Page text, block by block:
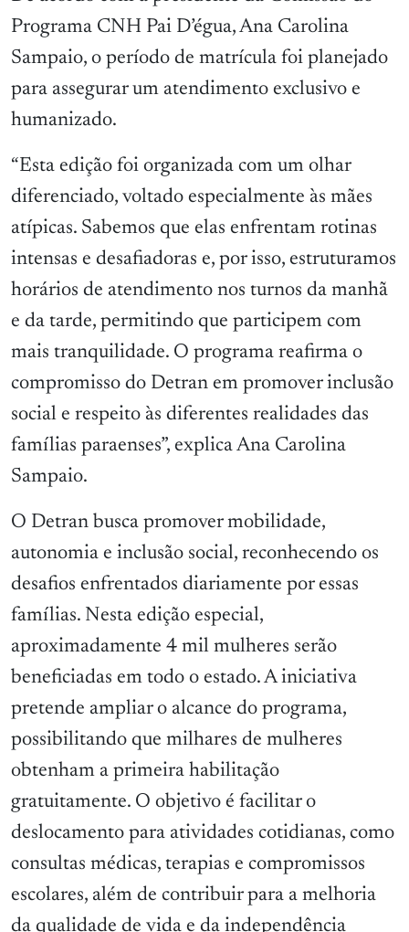
Programa CNH Pai D’égua, Ana Carolina
Sampaio, o período de matrícula foi planejado
para assegurar um atendimento exclusivo e
humanizado.
“Esta edição foi organizada com um olhar
diferenciado, voltado especialmente às mães
atípicas. Sabemos que elas enfrentam rotinas
intensas e desafiadoras e, por isso, estruturamos
horários de atendimento nos turnos da manhã
e da tarde, permitindo que participem com
mais tranquilidade. O programa reafirma o
compromisso do Detran em promover inclusão
social e respeito às diferentes realidades das
famílias paraenses”, explica Ana Carolina
Sampaio.
O Detran busca promover mobilidade,
autonomia e inclusão social, reconhecendo os
desafios enfrentados diariamente por essas
famílias. Nesta edição especial,
aproximadamente 4 mil mulheres serão
beneficiadas em todo o estado. A iniciativa
pretende ampliar o alcance do programa,
possibilitando que milhares de mulheres
obtenham a primeira habilitação
gratuitamente. O objetivo é facilitar o
deslocamento para atividades cotidianas, como
consultas médicas, terapias e compromissos
escolares, além de contribuir para a melhoria
da qualidade de vida e da independência